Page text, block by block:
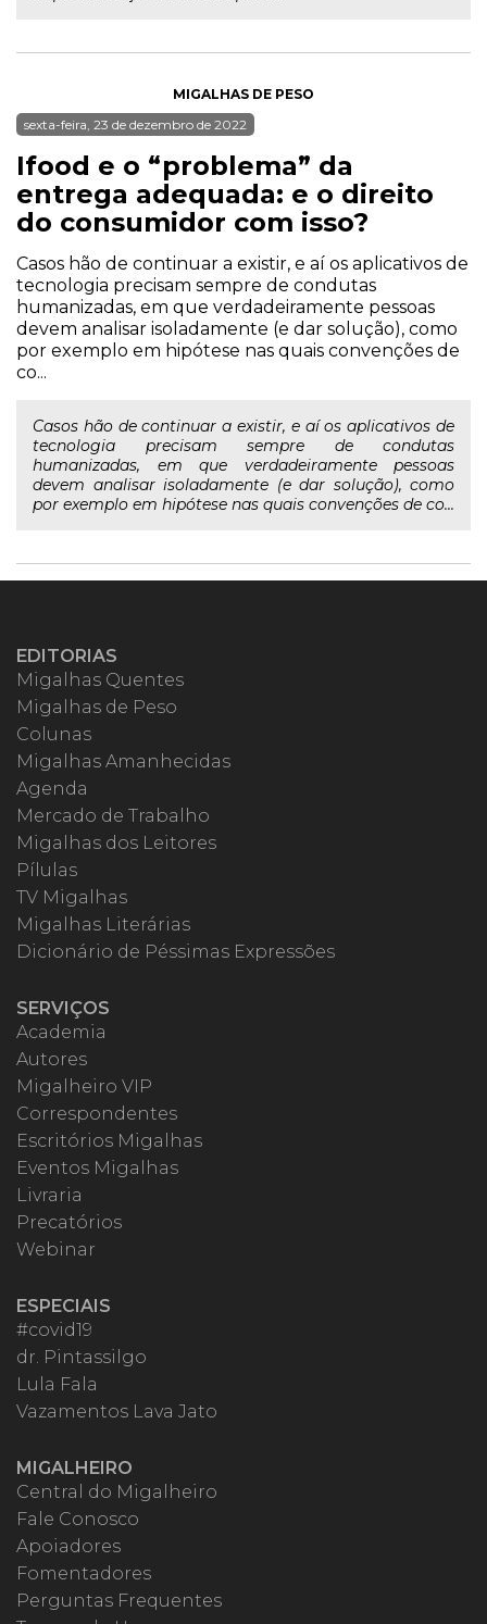
MIGALHAS DE PESO
sexta-feira, 23 de dezembro de 2022
Ifood e o “problema” da
entrega adequada: e o direito
do consumidor com isso?
Casos hão de continuar a existir, e aí os aplicativos de
tecnologia precisam sempre de condutas
humanizadas, em que verdadeiramente pessoas
devem analisar isoladamente (e dar solução), como
por exemplo em hipótese nas quais convenções de
co...
Casos hão de continuar a existir, e aí os aplicativos de
tecnologia precisam sempre de condutas
humanizadas, em que verdadeiramente pessoas
devem analisar isoladamente (e dar solução), como
por exemplo em hipótese nas quais convenções de co...
EDITORIAS
Migalhas Quentes
Migalhas de Peso
Colunas
Migalhas Amanhecidas
Agenda
Mercado de Trabalho
Migalhas dos Leitores
Pílulas
TV Migalhas
Migalhas Literárias
Dicionário de Péssimas Expressões
SERVIÇOS
Academia
Autores
Migalheiro VIP
Correspondentes
Escritórios Migalhas
Eventos Migalhas
Livraria
Precatórios
Webinar
ESPECIAIS
#covid19
dr. Pintassilgo
Lula Fala
Vazamentos Lava Jato
MIGALHEIRO
Central do Migalheiro
Fale Conosco
Apoiadores
Fomentadores
Perguntas Frequentes